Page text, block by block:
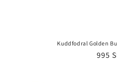
Kuddfodral Golden
995